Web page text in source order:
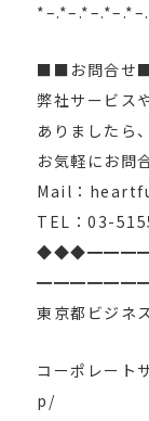
■■お問合せ
弊社サービス
ありましたら、
お気軽にお問
Mail：
TEL：03-
東京都ビジネ
コーポレー
p/